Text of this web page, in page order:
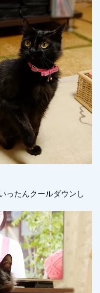
ったんクールダウンし